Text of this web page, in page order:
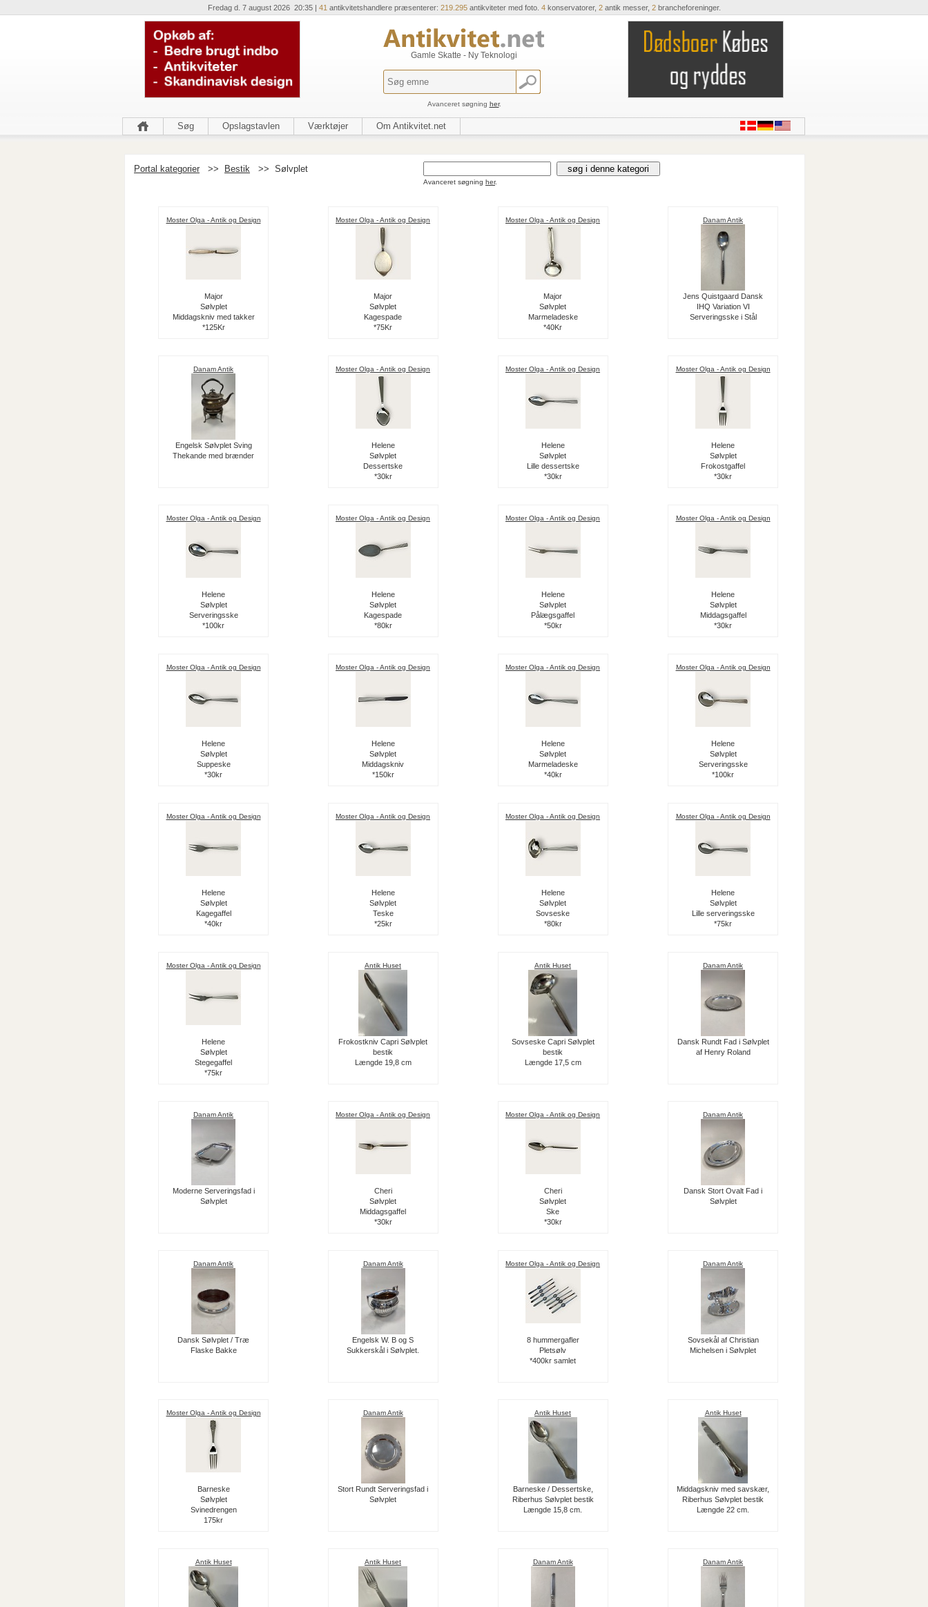
Fredag d. 7 august 2026 20:35 | 41 antikvitetshandlere præsenterer: 219.295antikviteter med foto. 4konservatorer, 2antik messer, 2brancheforeninger.
Gamle Skatte - Ny Teknologi
Avanceret søgning her.
Søg Opslagstavlen Værktøjer Om Antikvitet.net
Portal kategorier >> Bestik >> Sølvplet
Avanceret søgning her.
Moster Olga - Antik og Design
Major
Sølvplet
Middagskniv med takker
*125Kr
Moster Olga - Antik og Design
Major
Sølvplet
Kagespade
*75Kr
Moster Olga - Antik og Design
Major
Sølvplet
Marmeladeske
*40Kr
Danam Antik
Jens Quistgaard Dansk
IHQ Variation VI
Serveringsske i Stål
Danam Antik
Engelsk Sølvplet Sving
Thekande med brænder
Moster Olga - Antik og Design
Helene
Sølvplet
Dessertske
*30kr
Moster Olga - Antik og Design
Helene
Sølvplet
Lille dessertske
*30kr
Moster Olga - Antik og Design
Helene
Sølvplet
Frokostgaffel
*30kr
Moster Olga - Antik og Design
Helene
Sølvplet
Serveringsske
*100kr
Moster Olga - Antik og Design
Helene
Sølvplet
Kagespade
*80kr
Moster Olga - Antik og Design
Helene
Sølvplet
Pålægsgaffel
*50kr
Moster Olga - Antik og Design
Helene
Sølvplet
Middagsgaffel
*30kr
Moster Olga - Antik og Design
Helene
Sølvplet
Suppeske
*30kr
Moster Olga - Antik og Design
Helene
Sølvplet
Middagskniv
*150kr
Moster Olga - Antik og Design
Helene
Sølvplet
Marmeladeske
*40kr
Moster Olga - Antik og Design
Helene
Sølvplet
Serveringsske
*100kr
Moster Olga - Antik og Design
Helene
Sølvplet
Kagegaffel
*40kr
Moster Olga - Antik og Design
Helene
Sølvplet
Teske
*25kr
Moster Olga - Antik og Design
Helene
Sølvplet
Sovseske
*80kr
Moster Olga - Antik og Design
Helene
Sølvplet
Lille serveringsske
*75kr
Moster Olga - Antik og Design
Helene
Sølvplet
Stegegaffel
*75kr
Antik Huset
Frokostkniv Capri Sølvplet
bestik
Længde 19,8 cm
Antik Huset
Sovseske Capri Sølvplet
bestik
Længde 17,5 cm
Danam Antik
Dansk Rundt Fad i Sølvplet
af Henry Roland
Danam Antik
Moderne Serveringsfad i
Sølvplet
Moster Olga - Antik og Design
Cheri
Sølvplet
Middagsgaffel
*30kr
Moster Olga - Antik og Design
Cheri
Sølvplet
Ske
*30kr
Danam Antik
Dansk Stort Ovalt Fad i
Sølvplet
Danam Antik
Dansk Sølvplet / Træ
Flaske Bakke
Danam Antik
Engelsk W. B og S
Sukkerskål i Sølvplet.
Moster Olga - Antik og Design
8 hummergafler
Pletsølv
*400kr samlet
Danam Antik
Sovsekål af Christian
Michelsen i Sølvplet
Moster Olga - Antik og Design
Barneske
Sølvplet
Svinedrengen
175kr
Danam Antik
Stort Rundt Serveringsfad i
Sølvplet
Antik Huset
Barneske / Dessertske,
Riberhus Sølvplet bestik
Længde 15,8 cm.
Antik Huset
Middagskniv med savskær,
Riberhus Sølvplet bestik
Længde 22 cm.
Antik Huset Antik Huset Danam Antik Danam Antik